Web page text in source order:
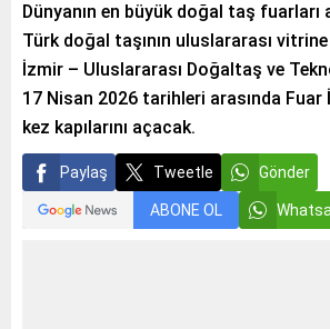
Dünyanın en büyük doğal taş fuarları
Türk doğal taşının uluslararası vitrine
İzmir – Uluslararası Doğaltaş ve
17 Nisan 2026 tarihleri arasında Fuar
kez kapılarını açacak.
Paylaş Tweetle Gönder
ABONE OL